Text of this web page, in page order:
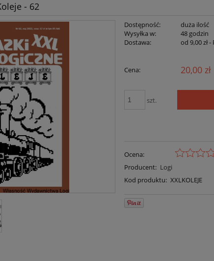
- 62
Dostępność:
duża ilość
Wysyłka w:
48 godzin
Dostawa:
od 9,00 zł-
Cena: 20,00 zł
szt.
Ocena:
Producent: Logi
Kod produktu: XXLKOLEJE